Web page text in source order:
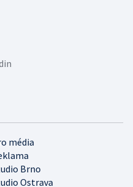
média
Brno
Ostrava